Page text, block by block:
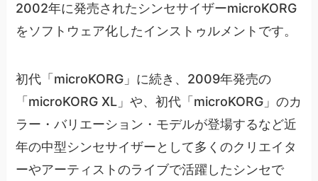
2002年に発売されたシンセサイザーmicroKORG
をソフトウェア化したインストゥルメントです。
初代「microKORG」に続き、2009年発売の
「microKORG XL」や、初代「microKORG」のカ
ラー・バリエーション・モデルが登場するなど近
年の中型シンセサイザーとして多くのクリエイタ
ーやアーティストのライブで活躍したシンセで